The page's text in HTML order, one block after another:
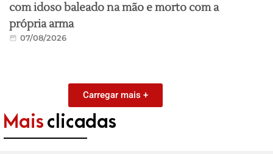
com idoso baleado na mão e morto com a
própria arma
07/08/2026
Carregar mais +
Mais clicadas